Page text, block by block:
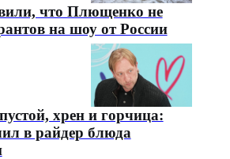
что Плющенко не
на шоу от России
хрен и горчица:
в райдер блюда